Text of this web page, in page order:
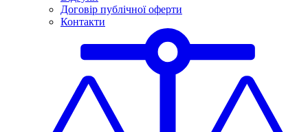
Договір публічної оферти
Контакти